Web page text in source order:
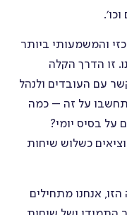
והמשמעותי ביותר
זו הדרך הקלה
עם העובדים ולנהל
על זה – כמה
על בסיס יומי?
כשלוש שיחות
אנחנו מתחילים